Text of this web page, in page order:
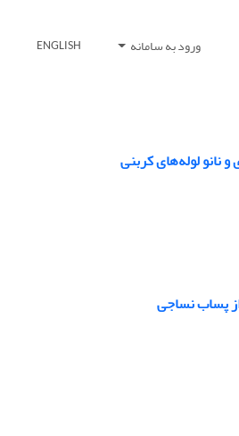
ورود به سامانه ENGLISH